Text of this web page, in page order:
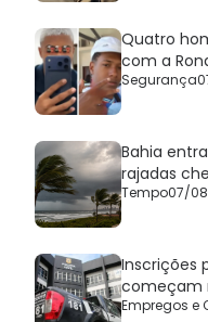
Quatro
com a
Segurança
Bahia
rajadas
Tempo07/
Inscrições
começam
Empregos e